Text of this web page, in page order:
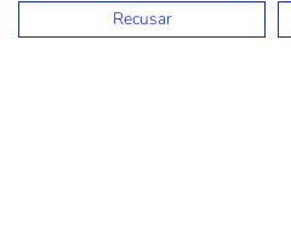
Recusar